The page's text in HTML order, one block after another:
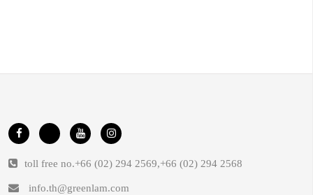
toll free no.+66 (02) 294 2569,+66 (02) 294 2568
info.th@greenlam.com